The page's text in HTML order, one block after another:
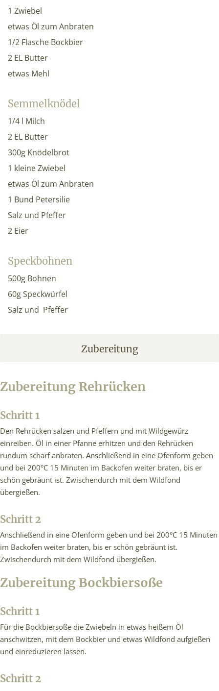
1 Zwiebel
etwas Öl zum Anbraten
1/2 Flasche Bockbier
2 EL Butter
etwas Mehl
Semmelknödel
1/4 l Milch
2 EL Butter
300g Knödelbrot
1 kleine Zwiebel
etwas Öl zum Anbraten
1 Bund Petersilie
Salz und Pfeffer
2 Eier
Speckbohnen
500g Bohnen
60g Speckwürfel
Salz und Pfeffer
Zubereitung
Zubereitung Rehrücken
Schritt 1
Den Rehrücken salzen und Pfeffern und mit Wildgewürz
einreiben. Öl in einer Pfanne erhitzen und den Rehrücken
rundum scharf anbraten. Anschließend in eine Ofenform geben
und bei 200°C 15 Minuten im Backofen weiter braten, bis er
schön gebräunt ist. Zwischendurch mit dem Wildfond
übergießen.
Schritt 2
Anschließend in eine Ofenform geben und bei 200°C 15 Minuten
im Backofen weiter braten, bis er schön gebräunt ist.
Zwischendurch mit dem Wildfond übergießen.
Zubereitung Bockbiersoße
Schritt 1
Für die Bockbiersoße die Zwiebeln in etwas heißem Öl
anschwitzen, mit dem Bockbier und etwas Wildfond aufgießen
und einreduzieren lassen.
Schritt 2